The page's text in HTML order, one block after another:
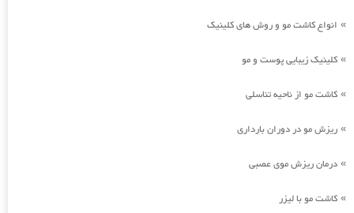
» انواع کاشت مو و روش های کلینیک
» کلینیک زیبایی پوست و مو
» کاشت مو از ناحیه تناسلی
» ریزش مو در دوران بارداری
» درمان ریزش موی عصبی
» کاشت مو با لیزر